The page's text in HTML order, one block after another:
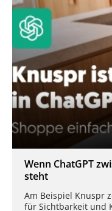
Wenn ChatGPT
steht
Am Beispiel Knuspr
für Sichtbarkeit und